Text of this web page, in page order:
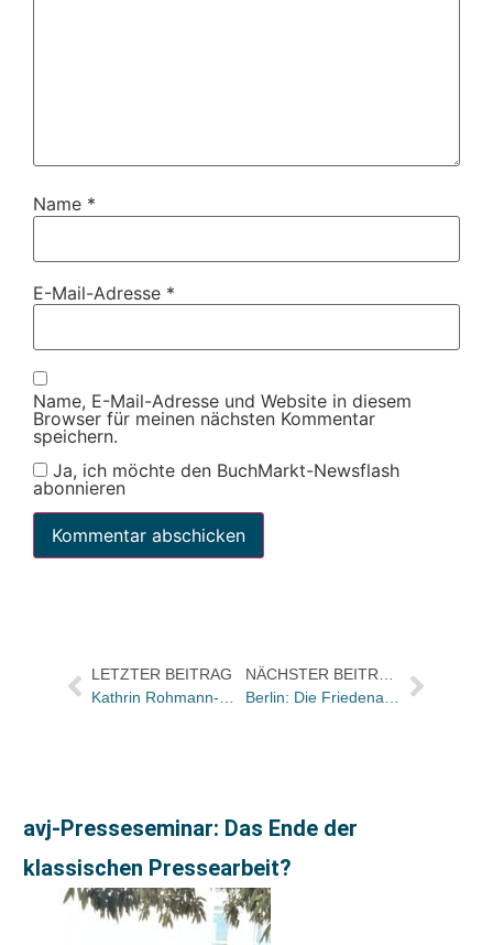
Name *
E-Mail-Adresse *
Name, E-Mail-Adresse und Website in diesem
Browser für meinen nächsten Kommentar
speichern.
Ja, ich möchte den BuchMarkt-Newsflash
abonnieren
LETZTER BEITRAG
avj-Presseseminar: Das Ende der
klassischen Pressearbeit?